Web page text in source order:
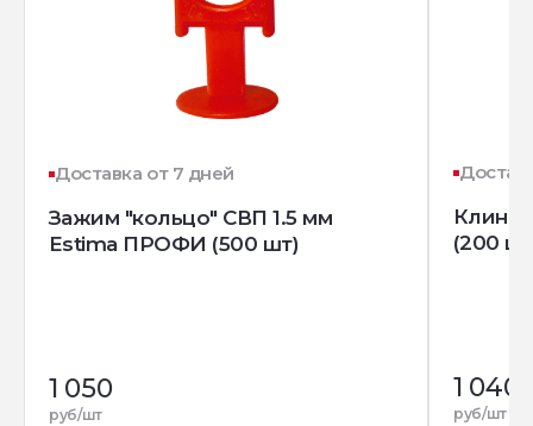
Доставка от 7 дней
Зажим "кольцо" СВП 1.5 мм
Estima ПРОФИ (500 шт)
1 050
руб/шт
Клин
(200
1 040
руб/шт